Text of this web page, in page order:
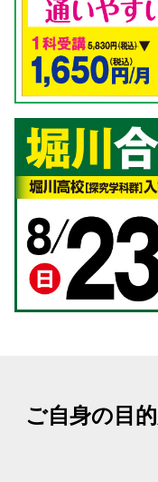
ご自身の目